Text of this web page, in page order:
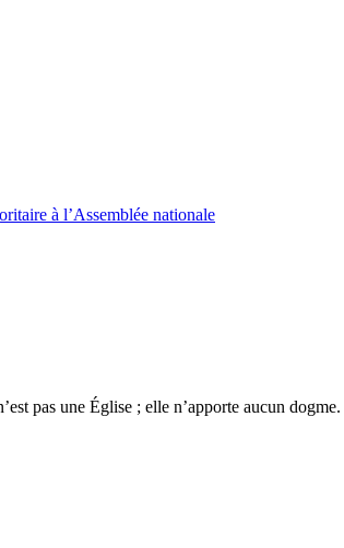
à l’Assemblée nationale
pas une Église ; elle n’apporte aucun